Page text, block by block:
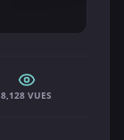
8,128 VUES